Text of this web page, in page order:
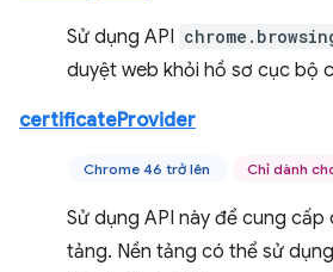
Sử dụng API
duyệt web khỏi hồ sơ cục bộ
certificateProvider
Chrome 46 trở lên Chỉ dành
Sử dụng API này để cung
tảng. Nền tảng có thể sử